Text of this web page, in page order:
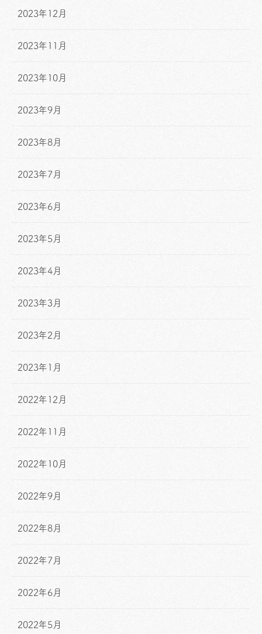
2023年12月
2023年11月
2023年10月
2023年9月
2023年8月
2023年7月
2023年6月
2023年5月
2023年4月
2023年3月
2023年2月
2023年1月
2022年12月
2022年11月
2022年10月
2022年9月
2022年8月
2022年7月
2022年6月
2022年5月